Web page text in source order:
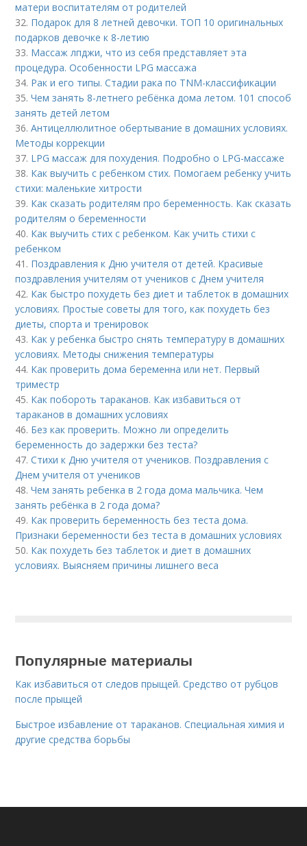
матери воспитателям от родителей
32. Подарок для 8 летней девочки. ТОП 10 оригинальных
подарков девочке к 8-летию
33. Массаж лпджи, что из себя представляет эта
процедура. Особенности LPG массажа
34. Рак и его типы. Стадии рака по TNM-классификации
35.Чем занять 8-летнего ребёнка дома летом. 101 способ
занять детей летом
36.Антицеллюлитное обертывание в домашних условиях.
Методы коррекции
37. LPG массаж для похудения. Подробно о LPG-массаже
38. Как выучить с ребенком стих. Помогаем ребенку учить
стихи: маленькие хитрости
39. Как сказать родителям про беременность. Как сказать
родителям о беременности
40. Как выучить стих с ребенком. Как учить стихи с
ребенком
41. Поздравления к Дню учителя от детей. Красивые
поздравления учителям от учеников с Днем учителя
42. Как быстро похудеть без диет и таблеток в домашних
условиях. Простые советы для того, как похудеть без
диеты, спорта и тренировок
43. Как у ребенка быстро снять температуру в домашних
условиях. Методы снижения температуры
44. Как проверить дома беременна или нет. Первый
триместр
45. Как побороть тараканов. Как избавиться от
тараканов в домашних условиях
46. Без как проверить. Можно ли определить
беременность до задержки без теста?
47.Стихи к Дню учителя от учеников. Поздравления с
Днем учителя от учеников
48.Чем занять ребенка в 2 года дома мальчика. Чем
занять ребёнка в 2 года дома?
49. Как проверить беременность без теста дома.
Признаки беременности без теста в домашних условиях
50. Как похудеть без таблеток и диет в домашних
условиях. Выясняем причины лишнего веса
Популярные материалы
Как избавиться от следов прыщей. Средство от рубцов
после прыщей
Быстрое избавление от тараканов. Специальная химия и
другие средства борьбы